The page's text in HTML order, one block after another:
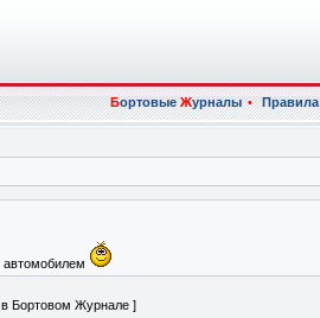
БортовыеЖурналы • Правила
автомобилем
в Бортовом Журнале ]